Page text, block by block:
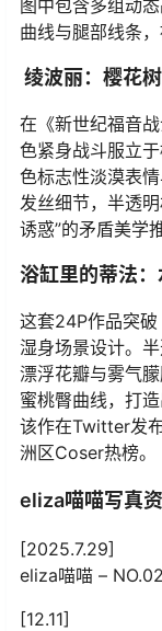
图中包含多组动
曲线与腿部线条，
绫波丽：樱花
在《新世纪福音
色紧身战斗服立
色标志性淡漠表
发丝细节，半透
诱惑”的矛盾美学
浴缸里的蒂法
这套24P作品突
湿身场景设计。
漂浮花瓣与雾气
蜜桃臀曲线，打造
该作在Twitter发
洲区Coser热榜。
eliza喵喵写真
[2025.7.29]
eliza喵喵 –
[12.11]